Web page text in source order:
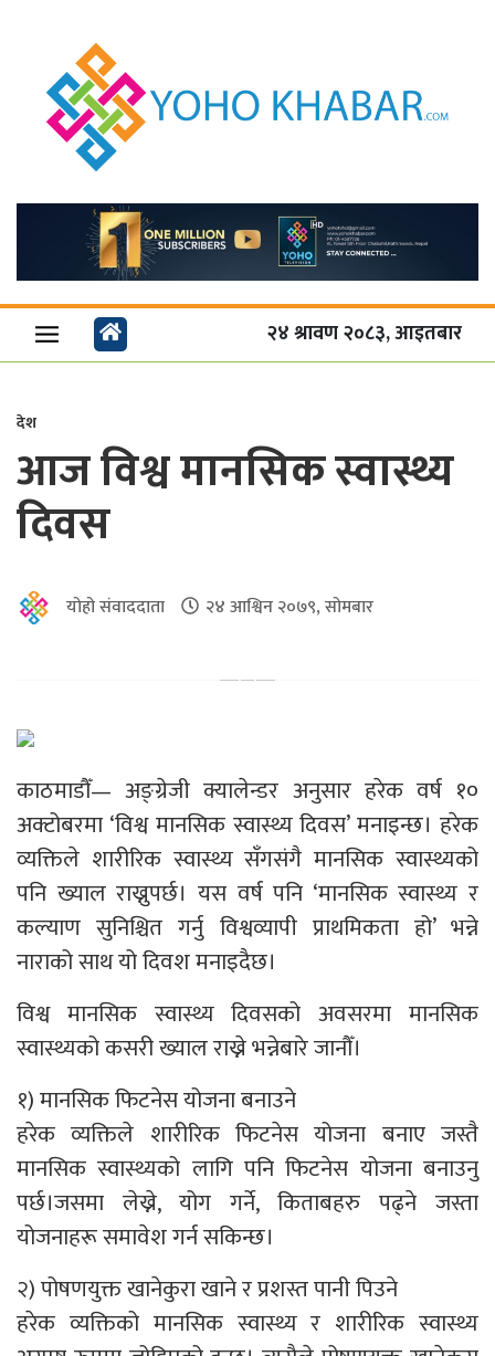
२४ श्रावण २०८३, आइतबार
देश
आज विश्व मानसिक स्वास्थ्य
दिवस
योहो संवाददाता २४ आश्विन २०७९, सोमबार
काठमाडौँ— अङ्ग्रेजी क्यालेन्डर अनुसार हरेक वर्ष १०
अक्टोबरमा ‘विश्व मानसिक स्वास्थ्य दिवस’ मनाइन्छ। हरेक
व्यक्तिले शारीरिक स्वास्थ्य सँगसंगै मानसिक स्वास्थ्यको
पनि ख्याल राख्नुपर्छ। यस वर्ष पनि ‘मानसिक स्वास्थ्य र
कल्याण सुनिश्चित गर्नु विश्वव्यापी प्राथमिकता हो’ भन्ने
नाराको साथ यो दिवश मनाइदैछ।
विश्व मानसिक स्वास्थ्य दिवसको अवसरमा मानसिक
स्वास्थ्यको कसरी ख्याल राख्ने भन्नेबारे जानौँ।
१) मानसिक फिटनेस योजना बनाउने
हरेक व्यक्तिले शारीरिक फिटनेस योजना बनाए जस्तै
मानसिक स्वास्थ्यको लागि पनि फिटनेस योजना बनाउनु
पर्छ।जसमा लेख्ने, योग गर्ने, किताबहरु पढ्ने जस्ता
योजनाहरू समावेश गर्न सकिन्छ।
२) पोषणयुक्त खानेकुरा खाने र प्रशस्त पानी पिउने
हरेक व्यक्तिको मानसिक स्वास्थ्य र शारीरिक स्वास्थ्य